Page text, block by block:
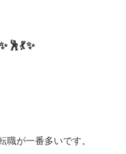
職が一番多いです。